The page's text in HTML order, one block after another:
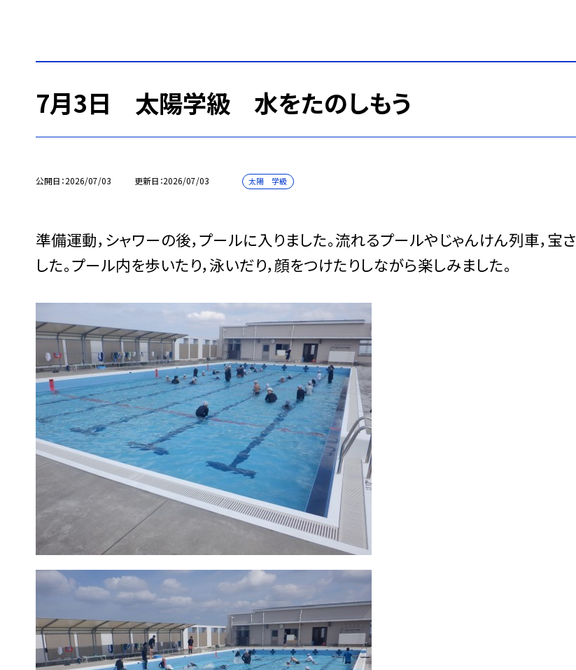
7月3日 太陽学級 水をたのしもう
公開日 2026/07/03 更新日 2026/07/03 太陽 学級
準備運動，シャワーの後，プールに入りました。流れるプールやじゃんけん列車，宝
した。プール内を歩いたり，泳いだり，顔をつけたりしながら楽しみました。